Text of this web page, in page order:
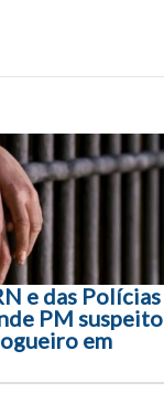
e das Polícias
PM suspeito
em